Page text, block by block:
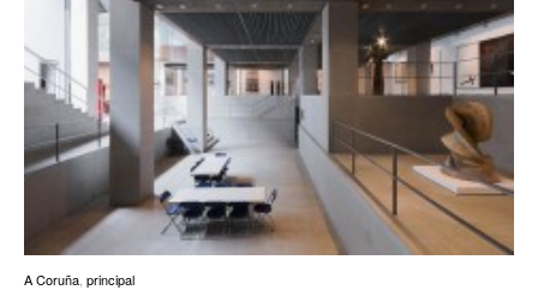
A Coruña principal